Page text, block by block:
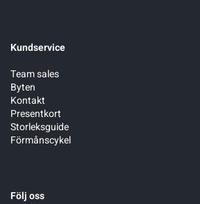
Kundservice
Team sales
Byten
Kontakt
Presentkort
Storleksguide
Förmånscykel
Följ oss